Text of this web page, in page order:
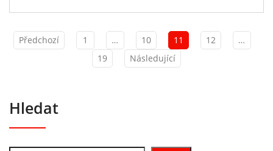
Předchozí 1 … 10 11 12
…
19
Následující
Hledat